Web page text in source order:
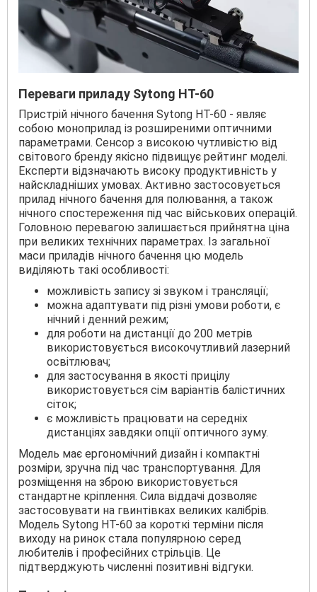
Переваги приладу Sytong HT-60
Пристрій нічного бачення Sytong HT-60 - являє
собою моноприлад із розширеними оптичними
параметрами. Сенсор з високою чутливістю від
світового бренду якісно підвищує рейтинг моделі.
Експерти відзначають високу продуктивність у
найскладніших умовах. Активно застосовується
прилад нічного бачення для полювання, а також
нічного спостереження під час військових операцій.
Головною перевагою залишається прийнятна ціна
при великих технічних параметрах. Із загальної
маси приладів нічного бачення цю модель
виділяють такі особливості:
можливість запису зі звуком і трансляції;
можна адаптувати під різні умови роботи, є
нічний і денний режим;
для роботи на дистанції до 200 метрів
використовується високочутливий лазерний
освітлювач;
для застосування в якості прицілу
використовується сім варіантів балістичних
сіток;
є можливість працювати на середніх
дистанціях завдяки опції оптичного зуму.
Модель має ергономічний дизайн і компактні
розміри, зручна під час транспортування. Для
розміщення на зброю використовується
стандартне кріплення. Сила віддачі дозволяє
застосовувати на гвинтівках великих калібрів.
Модель Sytong HT-60 за короткі терміни після
виходу на ринок стала популярною серед
любителів і професійних стрільців. Це
підтверджують численні позитивні відгуки.